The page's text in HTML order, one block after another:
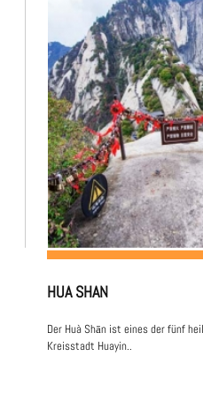
HUA SHAN
Der Huà Shān ist eines der fünf
Kreisstadt Huayin..